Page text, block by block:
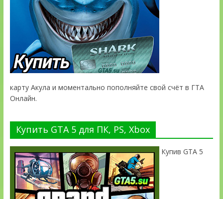
карту Акула и моментально пополняйте свой счёт в ГТА
Онлайн.
Купить GTA 5 для ПК, PS, Xbox
Купив GTA 5